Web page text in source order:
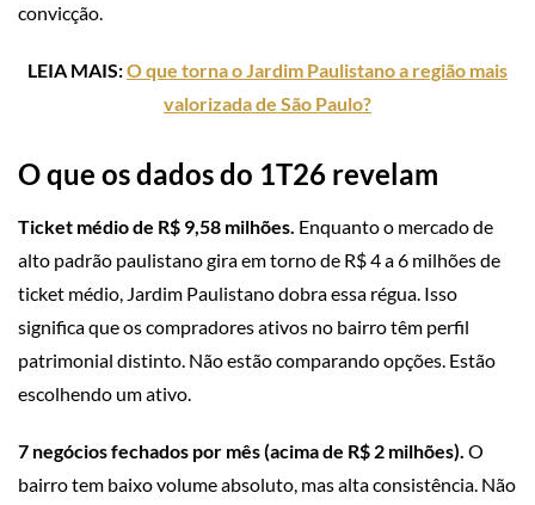
convicção.
LEIA MAIS:O que torna o Jardim Paulistano a região mais
valorizada de São Paulo?
O que os dados do 1T26 revelam
Ticket médio de R$ 9,58 milhões. Enquanto o mercado de
alto padrão paulistano gira em torno de R$ 4 a 6 milhões de
ticket médio, Jardim Paulistano dobra essa régua. Isso
significa que os compradores ativos no bairro têm perfil
patrimonial distinto. Não estão comparando opções. Estão
escolhendo um ativo.
7 negócios fechados por mês (acima de R$ 2 milhões). O
bairro tem baixo volume absoluto, mas alta consistência. Não